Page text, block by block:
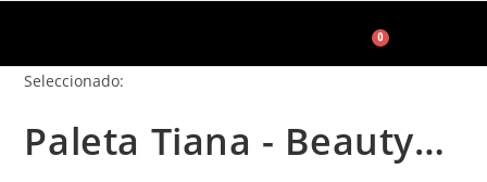
0
Seleccionado:
Paleta Tiana - Beauty…